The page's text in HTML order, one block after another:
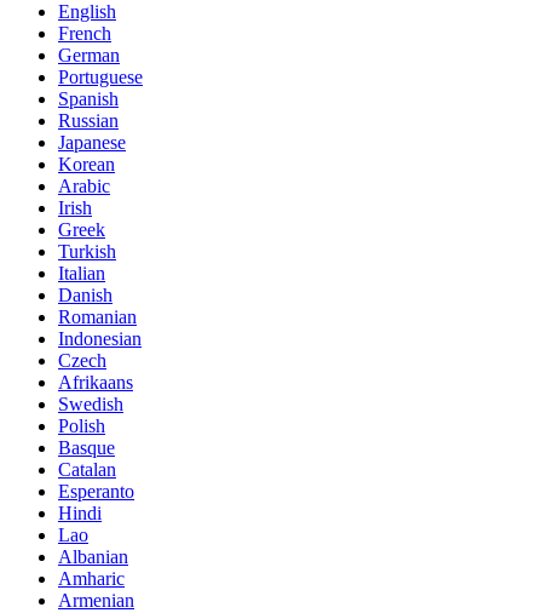
English
French
German
Portuguese
Spanish
Russian
Japanese
Korean
Arabic
Irish
Greek
Turkish
Italian
Danish
Romanian
Indonesian
Czech
Afrikaans
Swedish
Polish
Basque
Catalan
Esperanto
Hindi
Lao
Albanian
Amharic
Armenian